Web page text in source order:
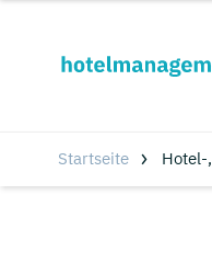
Startseite Hotel-